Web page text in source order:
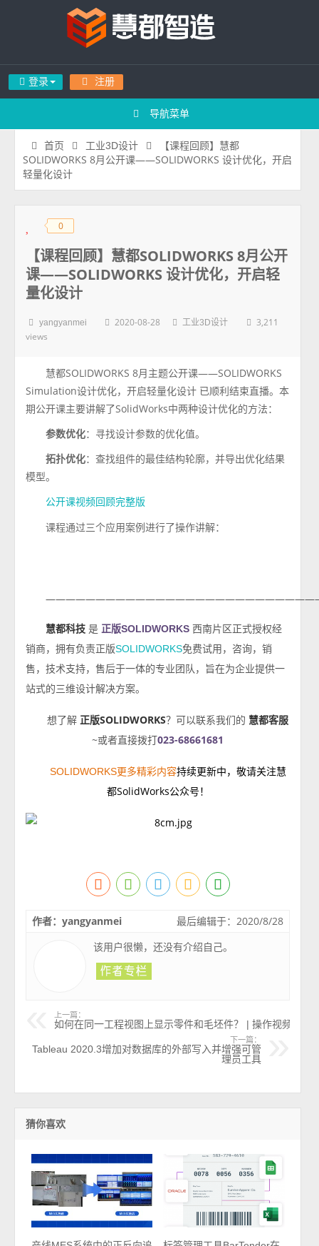
登录 注册
导航菜单
首页 工业3D设计
【课程回顾】慧都
SOLIDWORKS 8月公开课——SOLIDWORKS 设计优化，开启
轻量化设计
◆◆ 0
【课程回顾】慧都SOLIDWORKS 8月公开
课——SOLIDWORKS 设计优化，开启轻
量化设计
yangyanmei 2020-08-28 工业3D设计
3,211
views
慧都SOLIDWORKS 8月主题公开课——SOLIDWORKS
Simulation设计优化，开启轻量化设计 已顺利结束直播。本
期公开课主要讲解了SolidWorks中两种设计优化的方法：
参数优化：寻找设计参数的优化值。
拓扑优化：查找组件的最佳结构轮廓，并导出优化结果
模型。
公开课视频回顾完整版
课程通过三个应用案例进行了操作讲解：
慧都科技是正版SOLIDWORKS 西南片区正式授权经
销商，拥有负责正版SOLIDWORKS免费试用，咨询，销
售，技术支持，售后于一体的专业团队，旨在为企业提供一
站式的三维设计解决方案。
想了解 正版SOLIDWORKS？可以联系我们的 慧都客服
~或者直接拨打023-68661681
SOLIDWORKS更多精彩内容持续更新中，敬请关注慧
都SolidWorks公众号！
最后编辑于：2020/8/28
作者：yangyanmei
该用户很懒，还没有介绍自己。
上一篇：
如何在同一工程视图上显示零件和毛坯件？ | 操作视频
下一篇：
Tableau 2020.3增加对数据库的外部写入并增强可管
理员工具
猜你喜欢